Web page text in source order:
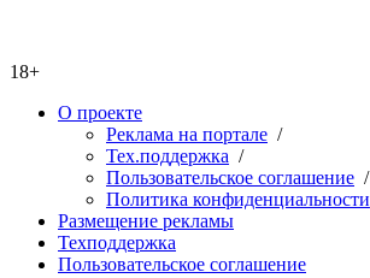
18+
О проекте
Реклама на портале /
Тех.поддержка /
Пользовательское соглашение /
Политика конфиденциальности
Размещение рекламы
Техподдержка
Пользовательское соглашение